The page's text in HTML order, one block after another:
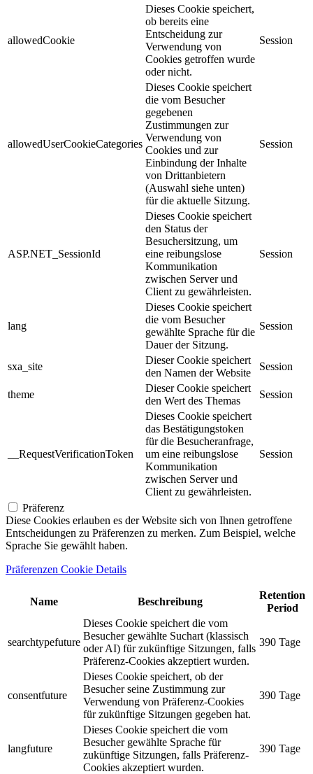
allowedCookie
Dieses Cookie speichert,
ob bereits eine
Entscheidung zur
Verwendung von
Cookies getroffen wurde
oder nicht.
Session
allowedUserCookieCategories
Dieses Cookie speichert
die vom Besucher
gegebenen
Zustimmungen zur
Verwendung von
Cookies und zur
Einbindung der Inhalte
von Drittanbietern
(Auswahl siehe unten)
für die aktuelle Sitzung.
Session
ASP.NET_SessionId
Dieses Cookie speichert
den Status der
Besuchersitzung, um
eine reibungslose
Kommunikation
zwischen Server und
Client zu gewährleisten.
Session
lang
Dieses Cookie speichert
die vom Besucher
gewählte Sprache für die
Dauer der Sitzung.
Session
sxa_site
Dieser Cookie speichert
den Namen der Website
Session
theme
Dieser Cookie speichert
den Wert des Themas
Session
__RequestVerificationToken
Dieses Cookie speichert
das Bestätigungstoken
für die Besucheranfrage,
um eine reibungslose
Kommunikation
zwischen Server und
Client zu gewährleisten.
Session
Präferenz
Diese Cookies erlauben es der Website sich von Ihnen getroffene
Entscheidungen zu Präferenzen zu merken. Zum Beispiel, welche
Sprache Sie gewählt haben.
Präferenzen Cookie Details
Name Beschreibung
Retention
Period
searchtypefuture
Dieses Cookie speichert die vom
Besucher gewählte Suchart (klassisch
oder AI) für zukünftige Sitzungen, falls
Präferenz-Cookies akzeptiert wurden.
390 Tage
consentfuture
Dieses Cookie speichert, ob der
Besucher seine Zustimmung zur
Verwendung von Präferenz-Cookies
für zukünftige Sitzungen gegeben hat.
390 Tage
langfuture
Dieses Cookie speichert die vom
Besucher gewählte Sprache für
zukünftige Sitzungen, falls Präferenz-
Cookies akzeptiert wurden.
390 Tage